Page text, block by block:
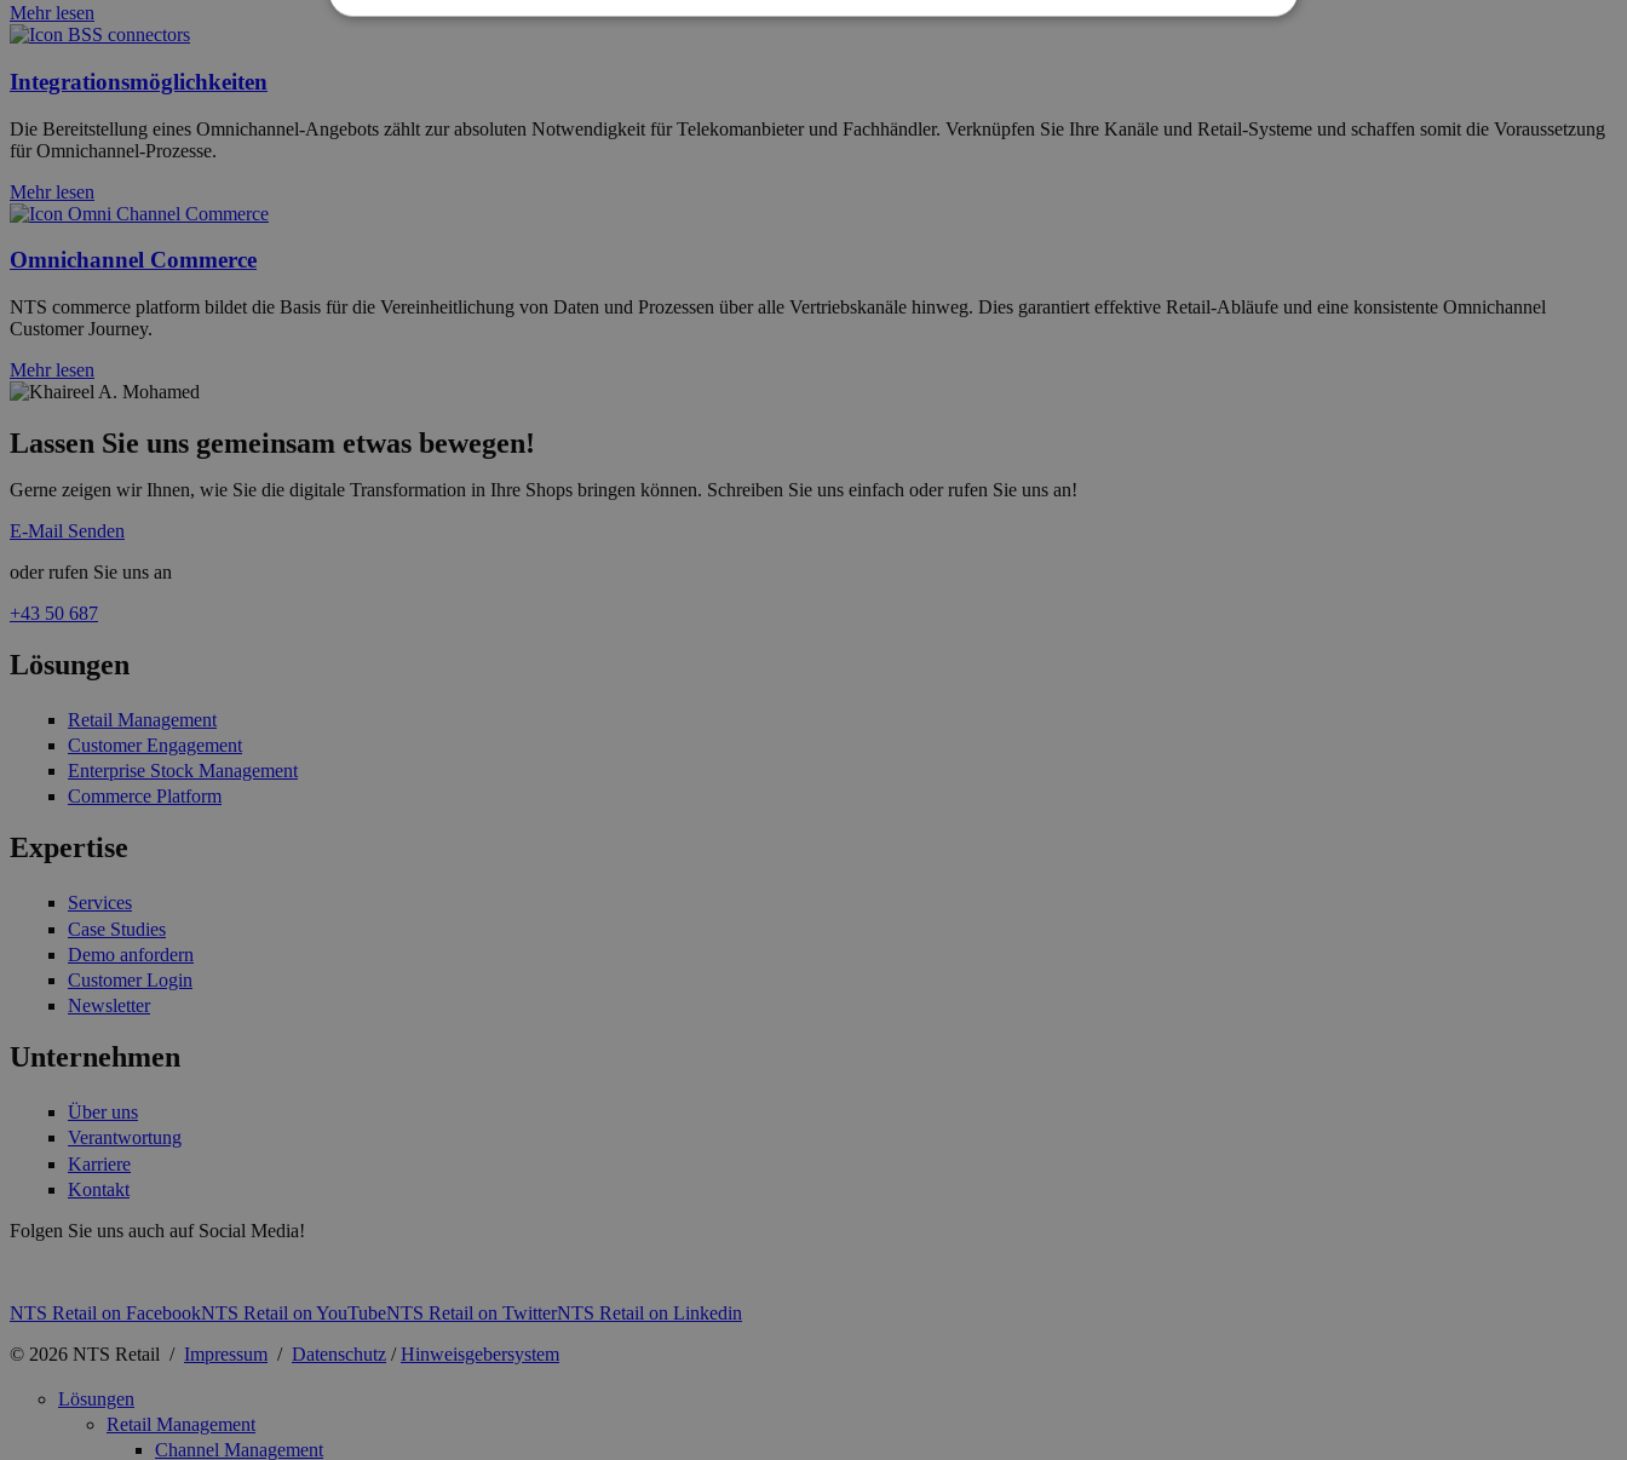
Mehr lesen
Integrationsmöglichkeiten
Die Bereitstellung eines Omnichannel-Angebots zählt zur absoluten Notwendigkeit für Telekomanbieter und Fachhändler. Verknüpfen Sie Ihre Kanäle und Retail-Systeme und schaffen somit die Voraussetzung
für Omnichannel-Prozesse.
Mehr lesen
Omnichannel Commerce
NTS commerce platform bildet die Basis für die Vereinheitlichung von Daten und Prozessen über alle Vertriebskanäle hinweg. Dies garantiert effektive Retail-Abläufe und eine konsistente Omnichannel
Customer Journey.
Mehr lesen
Lassen Sie uns gemeinsam etwas bewegen!
Gerne zeigen wir Ihnen, wie Sie die digitale Transformation in Ihre Shops bringen können. Schreiben Sie uns einfach oder rufen Sie uns an!
E-Mail Senden
oder rufen Sie uns an
+43 50 687
Lösungen
Retail Management
Customer Engagement
Enterprise Stock Management
Commerce Platform
Expertise
Services
Case Studies
Demo anfordern
Customer Login
Newsletter
Unternehmen
Über uns
Verantwortung
Karriere
Kontakt
Folgen Sie uns auch auf Social Media!
NTS Retail on FacebookNTS Retail on YouTubeNTS Retail on TwitterNTS Retail on Linkedin
© 2026 NTS Retail / Impressum / Datenschutz /Hinweisgebersystem
Lösungen
Retail Management
Channel Management